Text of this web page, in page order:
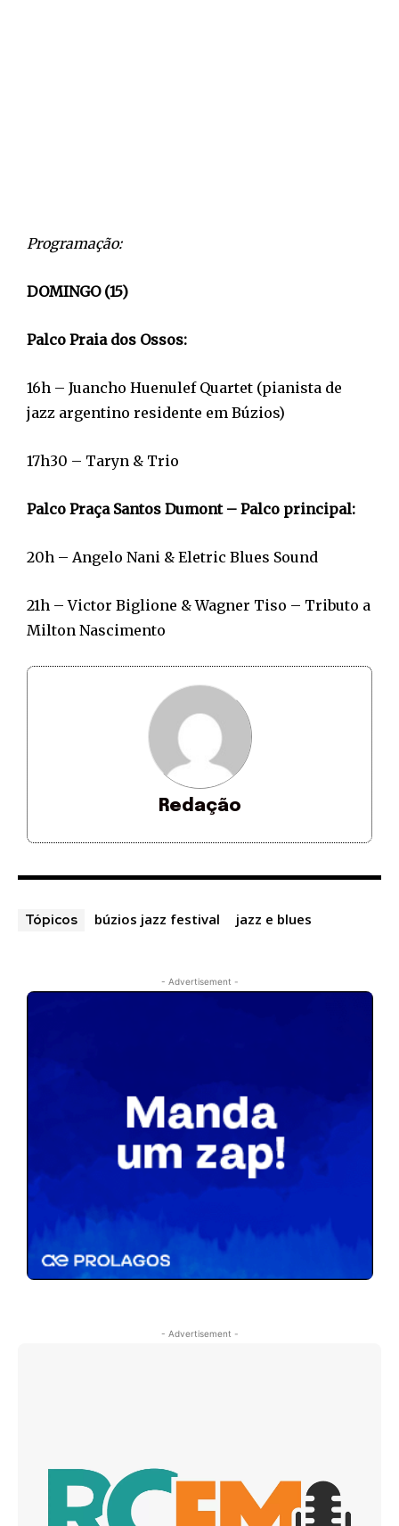
Programação:
DOMINGO (15)
Palco Praia dos Ossos:
16h – Juancho Huenulef Quartet (pianista de
jazz argentino residente em Búzios)
17h30 – Taryn & Trio
Palco Praça Santos Dumont – Palco principal:
20h – Angelo Nani & Eletric Blues Sound
21h – Victor Biglione & Wagner Tiso – Tributo a
Milton Nascimento
Redação
Tópicos búzios jazz festival jazz e blues
- Advertisement -
- Advertisement -